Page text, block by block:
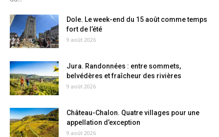
Dole. Le week-end du 15 août comme temps
fort de l’été
9 août 2026
Jura. Randonnées : entre sommets,
belvédères et fraîcheur des rivières
9 août 2026
Château-Chalon. Quatre villages pour une
appellation d’exception
9 août 2026